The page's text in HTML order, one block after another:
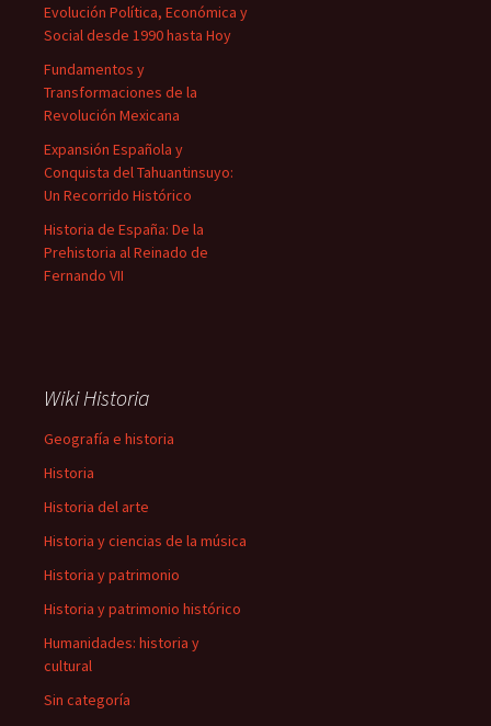
Evolución Política, Económica y
Social desde 1990 hasta Hoy
Fundamentos y
Transformaciones de la
Revolución Mexicana
Expansión Española y
Conquista del Tahuantinsuyo:
Un Recorrido Histórico
Historia de España: De la
Prehistoria al Reinado de
Fernando VII
Wiki Historia
Geografía e historia
Historia
Historia del arte
Historia y ciencias de la música
Historia y patrimonio
Historia y patrimonio histórico
Humanidades: historia y
cultural
Sin categoría